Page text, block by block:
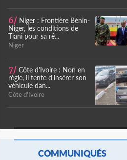
6/ Niger : Frontière Bénin-
Niger, les conditions de
Tiani pour sa ré...
Niger
7/ Côte d'Ivoire : Non en
règle, il tente d'insérer son
véhicule dan...
Côte d'Ivoire
COMMUNIQUÉS